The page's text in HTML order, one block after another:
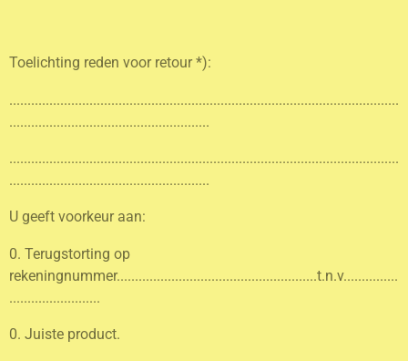
Toelichting reden voor retour *):
...........................................................................................................
.......................................................
...........................................................................................................
.......................................................
U geeft voorkeur aan:
0. Terugstorting op
rekeningnummer.......................................................t.n.v...............
.........................
0. Juiste product.